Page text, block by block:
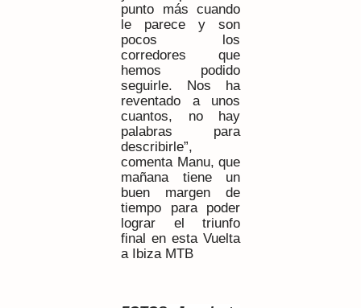
punto más cuando
le parece y son
pocos los
corredores que
hemos podido
seguirle. Nos ha
reventado a unos
cuantos, no hay
palabras para
describirle”,
comenta Manu, que
mañana tiene un
buen margen de
tiempo para poder
lograr el triunfo
final en esta Vuelta
a Ibiza MTB